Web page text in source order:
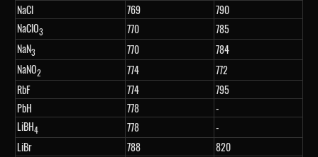
NaCl
769
790
NaClO3 770
785
NaN3 770
784
NaNO2 774
772
RbF
774
795
PbH
778
-
LiBH4 778
-
LiBr
788
820